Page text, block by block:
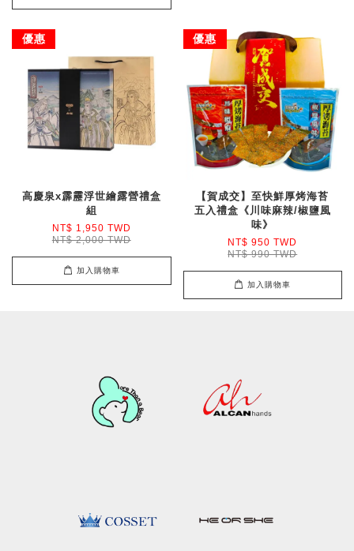
優惠
高慶泉x霹靂浮世繪露營禮盒
組
NT$ 1,950 TWD
NT$ 2,000 TWD
加入購物車
優惠
【賀成交】至快鮮厚烤海苔
五入禮盒《川味麻辣/椒鹽風
味》
NT$ 950 TWD
NT$ 990 TWD
加入購物車